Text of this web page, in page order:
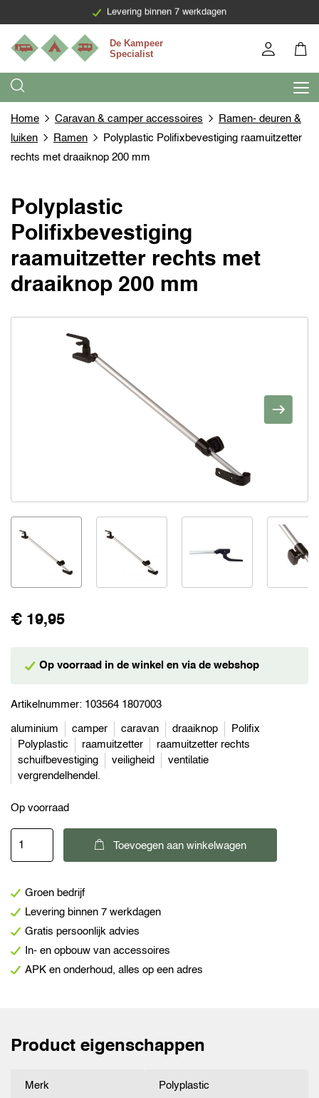
Levering binnen 7 werkdagen
Home Caravan & camper accessoires
Ramen- deuren &
luiken
Ramen
Polyplastic Polifixbevestiging raamuitzetter
rechts met draaiknop 200 mm
Polyplastic
Polifixbevestiging
raamuitzetter rechts met
draaiknop 200 mm
€ 19,95
Op voorraad in de winkel en via de webshop
Artikelnummer: 103564 1807003
aluminium camper caravan draaiknop
Polifix
Polyplastic
raamuitzetter
raamuitzetter rechts
schuifbevestiging
veiligheid
ventilatie
vergrendelhendel.
Op voorraad
Polifixbevestiging
rechts
met
draaiknop
200
mm
Toevoegen aan winkelwagen
Groen bedrijf
Levering binnen 7 werkdagen
Gratis persoonlijk advies
In- en opbouw van accessoires
APK en onderhoud, alles op een adres
Product eigenschappen
Merk Polyplastic